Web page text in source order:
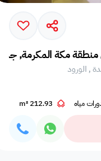
مكة المكرمة, جدة,
, الورود
212.93 m²